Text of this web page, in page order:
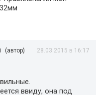
(автор) 28.03.2015 в 16:17
ввиду, она под